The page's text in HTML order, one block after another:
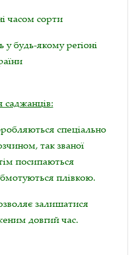
часом сорти
будь-якому регіоні
саджанців:
спеціально
так званої
посипаються
плівкою.
залишатися
довгий час.